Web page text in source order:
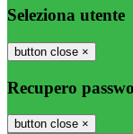
Seleziona utente
button close ×
Recupero
button close ×